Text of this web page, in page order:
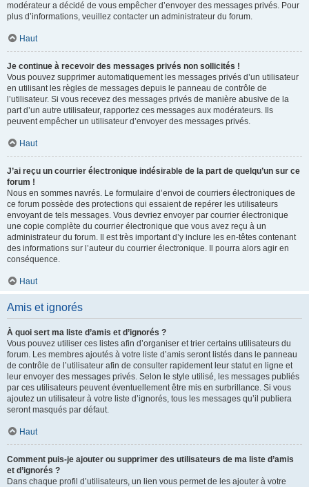
modérateur a décidé de vous empêcher d’envoyer des messages privés. Pour
plus d’informations, veuillez contacter un administrateur du forum.
Haut
Je continue à recevoir des messages privés non sollicités !
Vous pouvez supprimer automatiquement les messages privés d’un utilisateur
en utilisant les règles de messages depuis le panneau de contrôle de
l’utilisateur. Si vous recevez des messages privés de manière abusive de la
part d’un autre utilisateur, rapportez ces messages aux modérateurs. Ils
peuvent empêcher un utilisateur d’envoyer des messages privés.
Haut
J’ai reçu un courrier électronique indésirable de la part de quelqu’un sur ce
forum !
Nous en sommes navrés. Le formulaire d’envoi de courriers électroniques de
ce forum possède des protections qui essaient de repérer les utilisateurs
envoyant de tels messages. Vous devriez envoyer par courrier électronique
une copie complète du courrier électronique que vous avez reçu à un
administrateur du forum. Il est très important d’y inclure les en-têtes contenant
des informations sur l’auteur du courrier électronique. Il pourra alors agir en
conséquence.
Haut
Amis et ignorés
À quoi sert ma liste d’amis et d’ignorés ?
Vous pouvez utiliser ces listes afin d’organiser et trier certains utilisateurs du
forum. Les membres ajoutés à votre liste d’amis seront listés dans le panneau
de contrôle de l’utilisateur afin de consulter rapidement leur statut en ligne et
leur envoyer des messages privés. Selon le style utilisé, les messages publiés
par ces utilisateurs peuvent éventuellement être mis en surbrillance. Si vous
ajoutez un utilisateur à votre liste d’ignorés, tous les messages qu’il publiera
seront masqués par défaut.
Haut
Comment puis-je ajouter ou supprimer des utilisateurs de ma liste d’amis
et d’ignorés ?
Dans chaque profil d’utilisateurs, un lien vous permet de les ajouter à votre